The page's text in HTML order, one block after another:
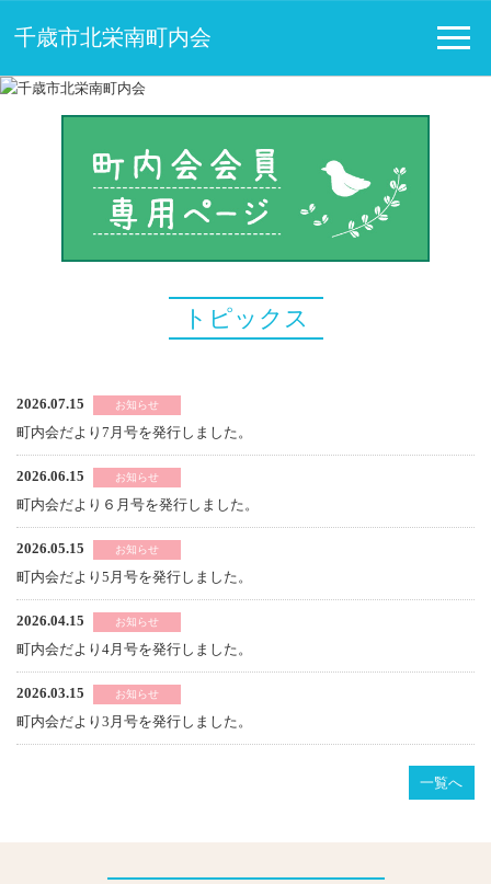
千歳市北栄南町内会
トピックス
2026.07.15 お知らせ
町内会だより7月号を発行しました。
2026.06.15 お知らせ
町内会だより６月号を発行しました。
2026.05.15 お知らせ
町内会だより5月号を発行しました。
2026.04.15 お知らせ
町内会だより4月号を発行しました。
2026.03.15 お知らせ
町内会だより3月号を発行しました。
一覧へ